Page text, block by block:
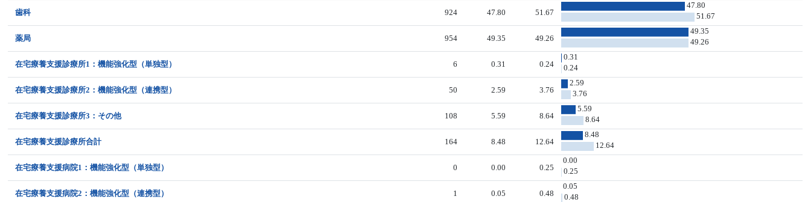
歯科 924 47.80 51.67
47.80
51.67
薬局 954 49.35 49.26
49.35
49.26
在宅療養支援診療所1：機能強化型（単独型） 6 0.31 0.24
0.31
0.24
在宅療養支援診療所2：機能強化型（連携型） 50 2.59 3.76
2.59
3.76
在宅療養支援診療所3：その他 108 5.59 8.64
5.59
8.64
在宅療養支援診療所合計 164 8.48 12.64
8.48
12.64
在宅療養支援病院1：機能強化型（単独型） 0 0.00 0.25
0.00
0.25
在宅療養支援病院2：機能強化型（連携型） 1 0.05 0.48
0.05
0.48